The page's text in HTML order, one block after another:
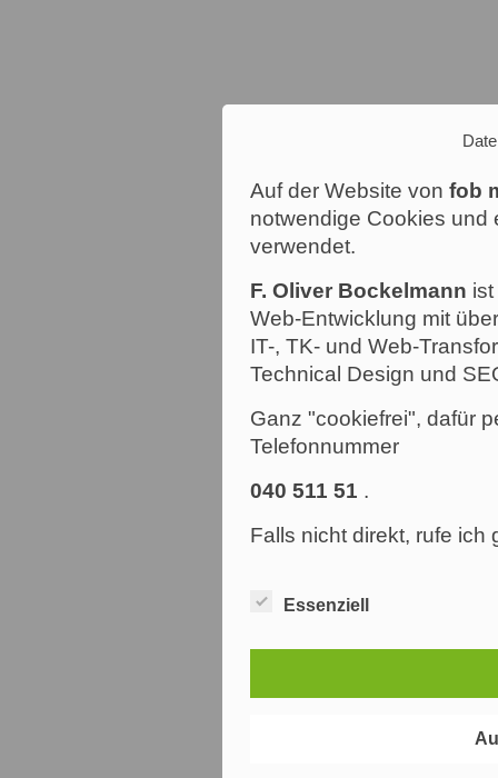
Auf der Website von fob
notwendige Cookies und
verwendet.
F. Oliver Bockelmann
Web-Entwicklung mit
IT-, TK- und Web-
Technical Design und
Ganz "cookiefrei", dafür
Telefonnummer
040 511 51 .
Falls nicht direkt, rufe ich
Essenziell